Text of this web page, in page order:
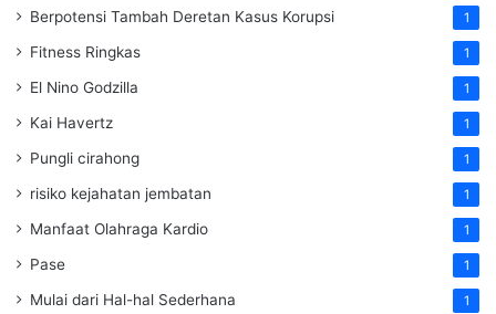
Berpotensi Tambah Deretan Kasus Korupsi 1
Fitness Ringkas 1
El Nino Godzilla 1
Kai Havertz 1
Pungli cirahong 1
risiko kejahatan jembatan 1
Manfaat Olahraga Kardio 1
Pase 1
Mulai dari Hal-hal Sederhana 1